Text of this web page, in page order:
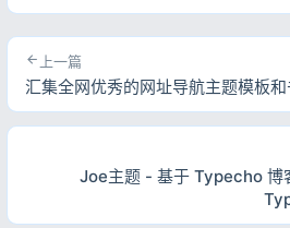
上一篇
汇集全网优秀的网址导航主题模板
Joe主题 - 基于 Typecho 博